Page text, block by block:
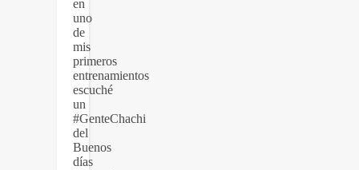
en
uno
de
mis
primeros
entrenamientos
escuché
un
#GenteChachi
del
Buenos
días